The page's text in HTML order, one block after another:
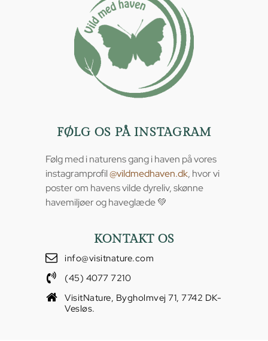
FØLG OS PÅ INSTAGRAM
Følg med i naturens gang i haven på vores
instagramprofil@vildmedhaven.dk, hvor vi
poster om havens vilde dyreliv, skønne
havemiljøer og haveglæde 💚
KONTAKT OS
info@visitnature.com
(45) 4077 7210
VisitNature, Bygholmvej 71, 7742 DK-
Vesløs.